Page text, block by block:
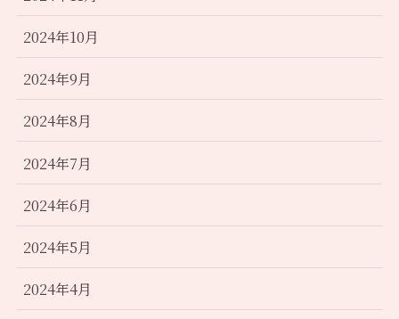
2024年10月
2024年9月
2024年8月
2024年7月
2024年6月
2024年5月
2024年4月